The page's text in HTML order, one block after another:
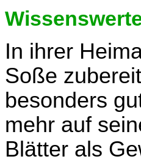
In ihrer
Soße
besonders
mehr auf
Blätter als